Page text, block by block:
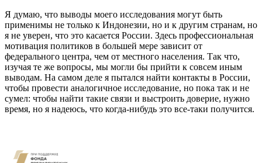
Я думаю, что выводы моего исследования могут быть
применимы не только к Индонезии, но и к другим странам, но
я не уверен, что это касается России. Здесь профессиональная
мотивация политиков в большей мере зависит от
федерального центра, чем от местного населения. Так что,
изучая те же вопросы, мы могли бы прийти к совсем иным
выводам. На самом деле я пытался найти контакты в России,
чтобы провести аналогичное исследование, но пока так и не
сумел: чтобы найти такие связи и выстроить доверие, нужно
время, но я надеюсь, что когда-нибудь это все-таки получится.